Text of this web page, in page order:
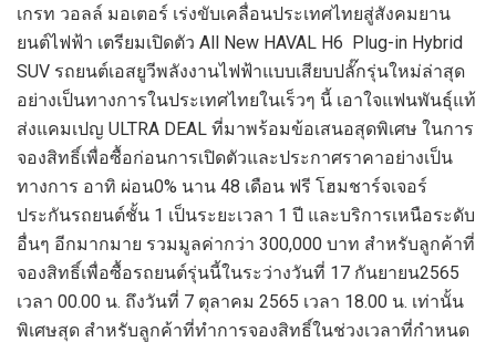
เกรท วอลล์ มอเตอร์ เร่งขับเคลื่อนประเทศไทยสู่สังคมยาน
ยนต์ไฟฟ้า เตรียมเปิดตัว All New HAVAL H6 Plug-in Hybrid
SUV รถยนต์เอสยูวีพลังงานไฟฟ้าแบบเสียบปลั๊กรุ่นใหม่ล่าสุด
อย่างเป็นทางการในประเทศไทยในเร็วๆ นี้ เอาใจแฟนพันธุ์แท้
ส่งแคมเปญ ULTRA DEAL ที่มาพร้อมข้อเสนอสุดพิเศษ ในการ
จองสิทธิ์เพื่อซื้อก่อนการเปิดตัวและประกาศราคาอย่างเป็น
ทางการ อาทิ ผ่อน0% นาน 48 เดือน ฟรี โฮมชาร์จเจอร์
ประกันรถยนต์ชั้น 1 เป็นระยะเวลา 1 ปี และบริการเหนือระดับ
อื่นๆ อีกมากมาย รวมมูลค่ากว่า 300,000 บาท สำหรับลูกค้าที่
จองสิทธิ์เพื่อซื้อรถยนต์รุ่นนี้ในระว่างวันที่ 17 กันยายน2565
เวลา 00.00 น. ถึงวันที่ 7 ตุลาคม 2565 เวลา 18.00 น. เท่านั้น
พิเศษสุด สำหรับลูกค้าที่ทำการจองสิทธิ์ในช่วงเวลาที่กำหนด